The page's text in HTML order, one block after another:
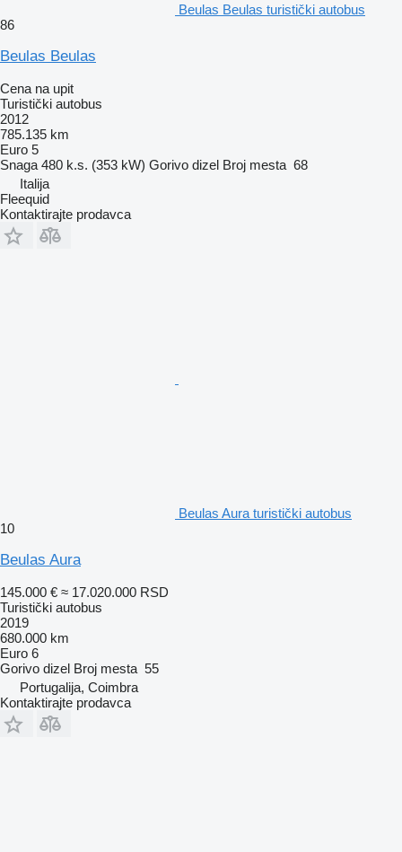
Beulas Beulas turistički autobus
86
Beulas Beulas
Cena na upit
Turistički autobus
2012
785.135 km
Euro 5
Snaga 480 k.s. (353 kW) Gorivo dizel Broj mesta 68
Italija
Fleequid
Kontaktirajte prodavca
Beulas Aura turistički autobus
10
Beulas Aura
145.000 € ≈ 17.020.000 RSD
Turistički autobus
2019
680.000 km
Euro 6
Gorivo dizel Broj mesta 55
Portugalija, Coimbra
Kontaktirajte prodavca